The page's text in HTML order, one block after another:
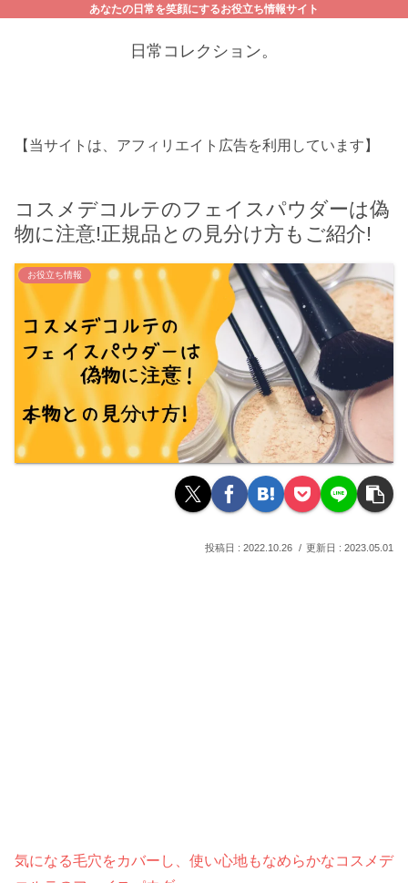
あなたの日常を笑顔にするお役立ち情報サイト
日常コレクション。
【当サイトは、アフィリエイト広告を利用しています】
コスメデコルテのフェイスパウダーは偽
物に注意!正規品との見分け方もご紹介!
お役立ち情報
2022.10.26 2023.05.01
気になる毛穴をカバーし、使い心地もなめらかなコスメデ